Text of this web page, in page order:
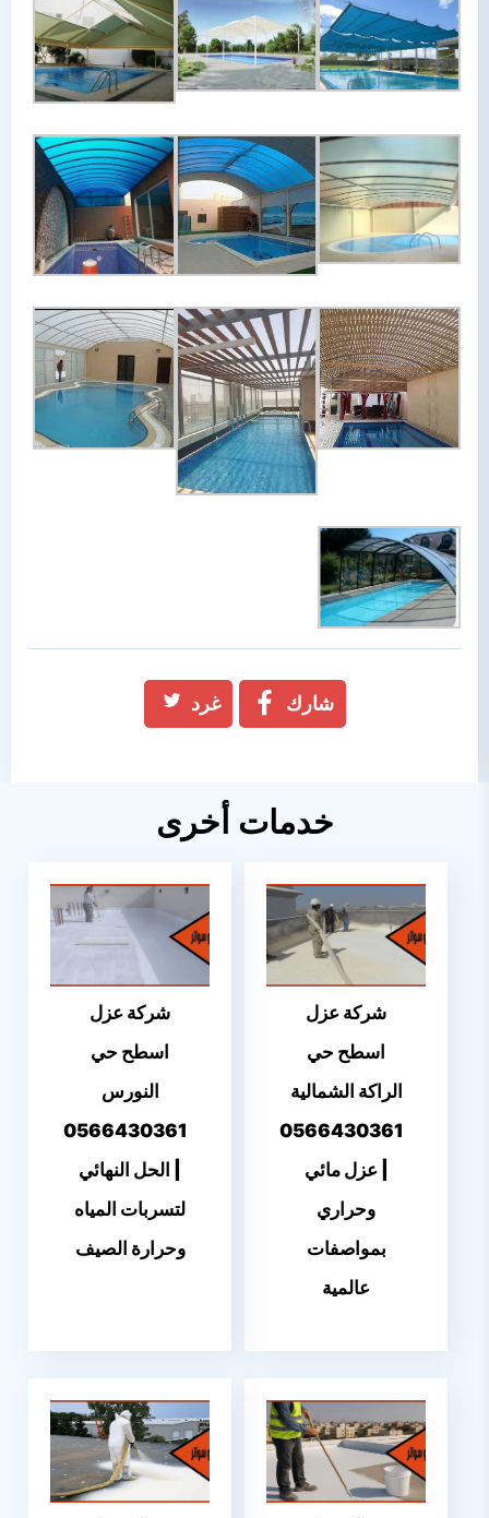
شارك غرد
خدمات أخرى
شركة عزل
اسطح حي
الراكة الشمالية
0566430361
| عزل مائي
وحراري
بمواصفات
عالمية
شركة عزل
اسطح حي
النورس
0566430361
| الحل النهائي
لتسربات المياه
وحرارة الصيف